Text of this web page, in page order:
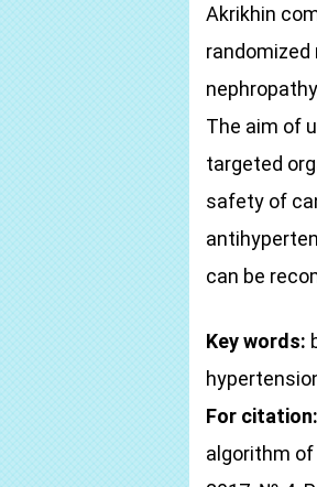
Akrikhin
The aim of
targeted
safety of
can be
Key words:
For citation:
algorithm